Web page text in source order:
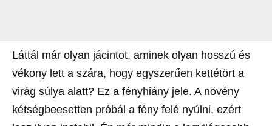
Láttál már olyan jácintot, aminek olyan hosszú és
vékony lett a szára, hogy egyszerűen kettétört a
virág súlya alatt? Ez a fényhiány jele. A növény
kétségbeesetten próbál a fény felé nyúlni, ezért